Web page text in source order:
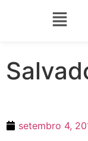
setembro 4,